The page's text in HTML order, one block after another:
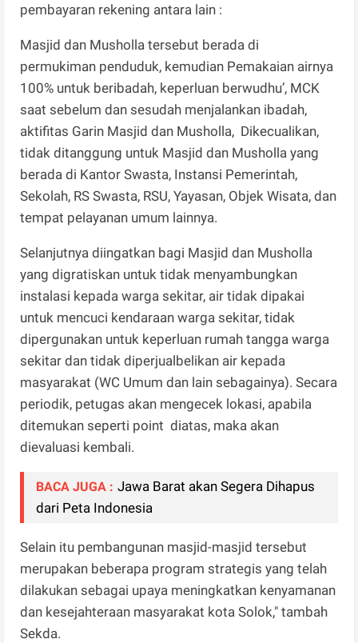
pembayaran rekening antara lain :
Masjid dan Musholla tersebut berada di
permukiman penduduk, kemudian Pemakaian airnya
100% untuk beribadah, keperluan berwudhu’, MCK
saat sebelum dan sesudah menjalankan ibadah,
aktifitas Garin Masjid dan Musholla, Dikecualikan,
tidak ditanggung untuk Masjid dan Musholla yang
berada di Kantor Swasta, Instansi Pemerintah,
Sekolah, RS Swasta, RSU, Yayasan, Objek Wisata, dan
tempat pelayanan umum lainnya.
Selanjutnya diingatkan bagi Masjid dan Musholla
yang digratiskan untuk tidak menyambungkan
instalasi kepada warga sekitar, air tidak dipakai
untuk mencuci kendaraan warga sekitar, tidak
dipergunakan untuk keperluan rumah tangga warga
sekitar dan tidak diperjualbelikan air kepada
masyarakat (WC Umum dan lain sebagainya). Secara
periodik, petugas akan mengecek lokasi, apabila
ditemukan seperti point diatas, maka akan
dievaluasi kembali.
BACA JUGA : Jawa Barat akan Segera Dihapus
dari Peta Indonesia
Selain itu pembangunan masjid-masjid tersebut
merupakan beberapa program strategis yang telah
dilakukan sebagai upaya meningkatkan kenyamanan
dan kesejahteraan masyarakat kota Solok," tambah
Sekda.